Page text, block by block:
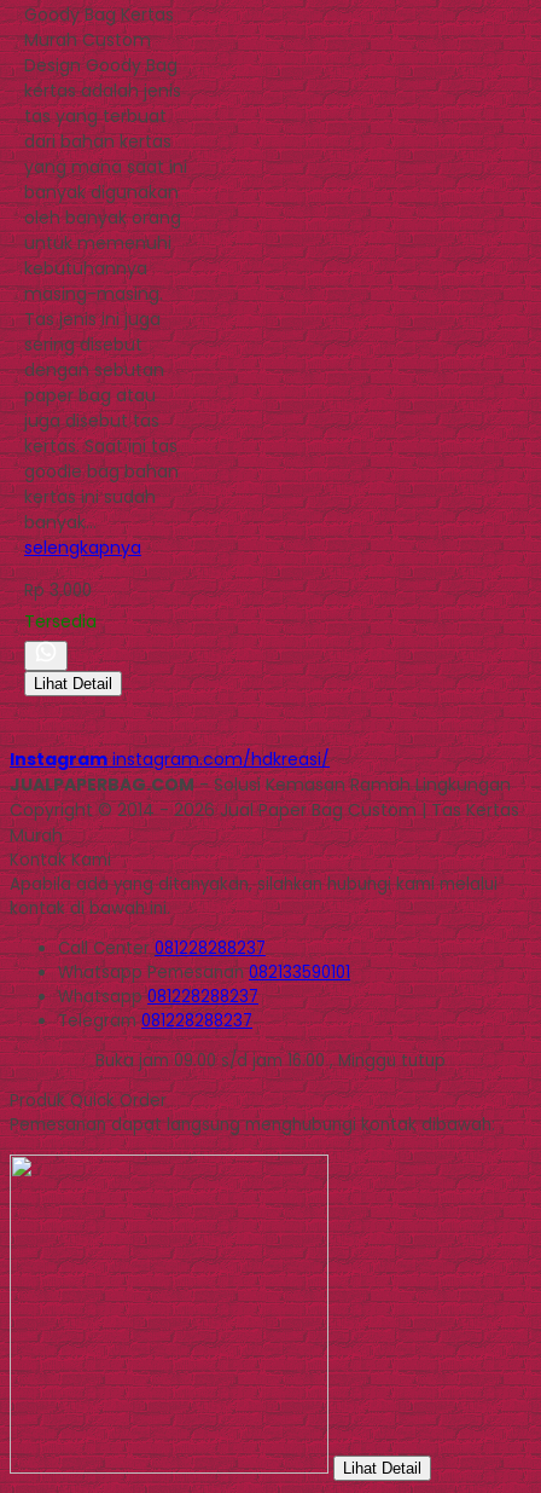
Goody Bag Kertas
Murah Custom
Design Goody Bag
kertas adalah jenis
tas yang terbuat
dari bahan kertas
yang mana saat ini
banyak digunakan
oleh banyak orang
untuk memenuhi
kebutuhannya
masing-masing.
Tas jenis ini juga
sering disebut
dengan sebutan
paper bag atau
juga disebut tas
kertas. Saat ini tas
goodie bag bahan
kertas ini sudah
banyak…
selengkapnya
Rp 3.000
Tersedia
Lihat Detail
Instagram instagram.com/hdkreasi/
JUALPAPERBAG.COM- Solusi Kemasan Ramah Lingkungan
Copyright © 2014 - 2026 Jual Paper Bag Custom | Tas Kertas
Murah
Kontak Kami
Apabila ada yang ditanyakan, silahkan hubungi kami melalui
kontak di bawah ini.
Call Center081228288237
WhatsappPemesanan 082133590101
Whatsapp081228288237
Telegram081228288237
Buka jam 09.00 s/d jam 16.00 , Minggu tutup
Produk Quick Order
Pemesanan dapat langsung menghubungi kontak dibawah:
Lihat Detail